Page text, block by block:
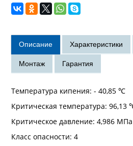
Температура кипения: - 40,85 ℃
Критическая температура: 96,13
Критическое давление: 4,986 МПа
Класс опасности: 4